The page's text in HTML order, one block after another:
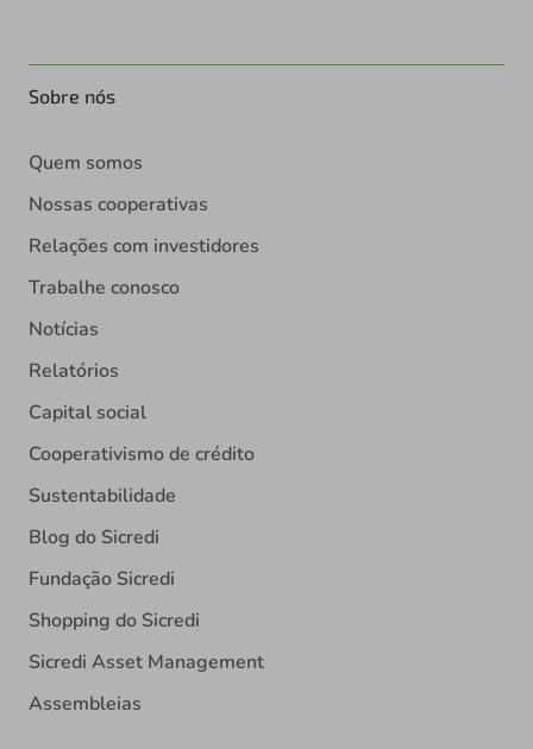
Sobre nós
Quem somos
Nossas cooperativas
Relações com investidores
Trabalhe conosco
Notícias
Relatórios
Capital social
Cooperativismo de crédito
Sustentabilidade
Blog do Sicredi
Fundação Sicredi
Shopping do Sicredi
Sicredi Asset Management
Assembleias